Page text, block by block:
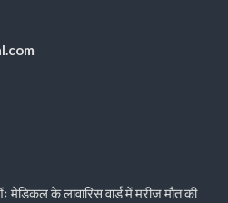
मेडिकल के लावारिस वार्ड में मरीज मौत की